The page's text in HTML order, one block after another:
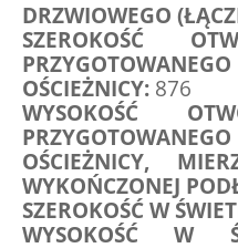
DRZWIOWEGO
SZEROKOŚĆ
OŚCIEŻNICY: 876
WYSOKOŚĆ
OŚCIEŻNICY,
WYKOŃCZONEJ
SZEROKOŚĆ W
WYSOKOŚĆ W